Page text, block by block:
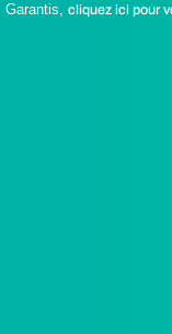
Garantis, cliquez ici pour